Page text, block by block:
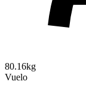
80.16kg
Vuelo